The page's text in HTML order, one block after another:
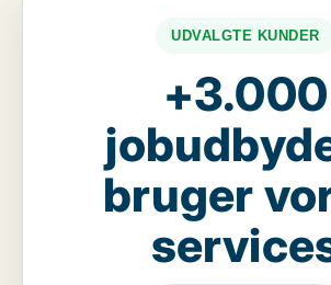
UDVALGTE KUNDER
+3.000
bruger